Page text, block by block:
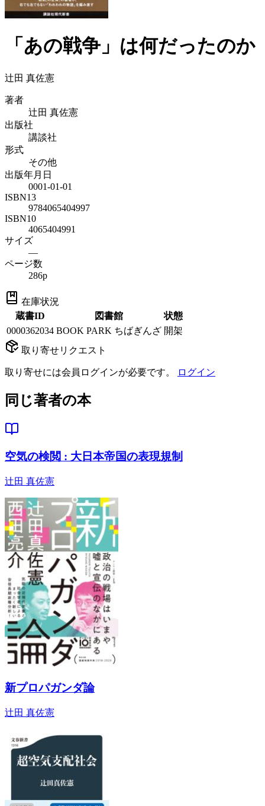
「あの戦争」は何だったのか
辻田 真佐憲
著者
辻田 真佐憲
出版社
講談社
形式
その他
出版年月日
0001-01-01
ISBN13
9784065404997
ISBN10
4065404991
サイズ
—
ページ数
286p
在庫状況
蔵書ID
図書館
状態
0000362034 BOOK PARK ちばぎんざ 開架
取り寄せリクエスト
取り寄せには会員ログインが必要です。 ログイン
同じ著者の本
空気の検閲 : 大日本帝国の表現規制
辻田 真佐憲
新プロパガンダ論
辻田 真佐憲